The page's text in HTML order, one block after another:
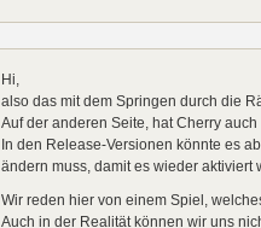
Hi,
also das mit dem Springen durch die
Auf der anderen Seite, hat Cherry
In den Release-Versionen könnte es
ändern muss, damit es wieder aktiviert
Wir reden hier von einem Spiel,
Auch in der Realität können wir uns